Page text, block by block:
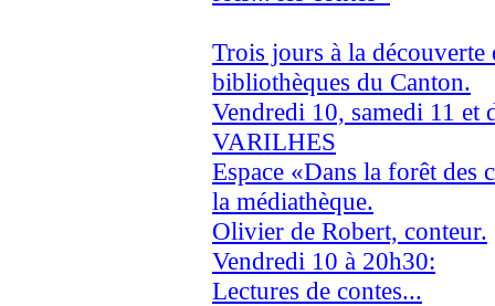
Trois jours à la découverte
bibliothèques du Canton.
Vendredi 10, samedi 11 et
VARILHES
Espace «Dans la forêt des
la médiathèque.
Olivier de Robert, conteur.
Vendredi 10 à 20h30:
Lectures de contes...